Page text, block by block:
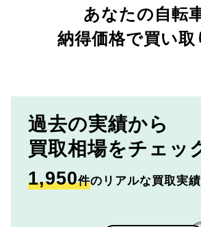
あなたの自転車
納得価格で買い取
過去の実績から
買取相場をチェッ
1,950件のリアルな買取実績